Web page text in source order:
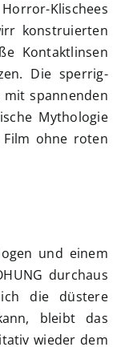
Klischees
konstruierten
Kontaktlinsen
Die sperrig-
spannenden
Mythologie
Film ohne roten
und einem
durchaus
die düstere
bleibt das
wieder dem